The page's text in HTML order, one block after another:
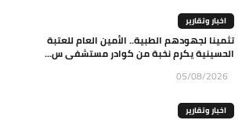
اخبار وتقارير
تثمينا لجهودهم الطبية.. الأمين العام للعتبة
الحسينية يكرم نخبة من كوادر مستشفى س...
05/08/2026
اخبار وتقارير